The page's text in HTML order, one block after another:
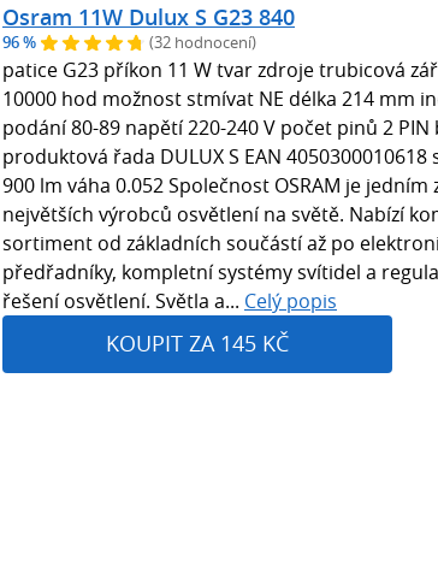
Osram 11W Dulux S G23 840
96 % (32 hodnocení)
patice G23 příkon 11 W tvar zdroje trubicová
10000 hod možnost stmívat NE délka 214 mm
podání 80-89 napětí 220-240 V počet pinů 2 PIN
produktová řada DULUX S EAN 4050300010618
900 lm váha 0.052 Společnost OSRAM je jedním
největších výrobců osvětlení na světě. Nabízí
sortiment od základních součástí až po
předřadníky, kompletní systémy svítidel a
řešení osvětlení. Světla a... Celý popis
KOUPIT ZA 145 KČ